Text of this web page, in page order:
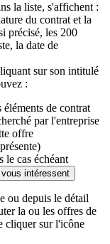
la liste, s'affichent :
du contrat et la
précisé, les 200
la date de
sur son intitulé
:
éléments de contrat
par l'entreprise
offre
le cas échéant
intéressent
ou depuis le détail
la ou les offres de
cliquer sur l'icône